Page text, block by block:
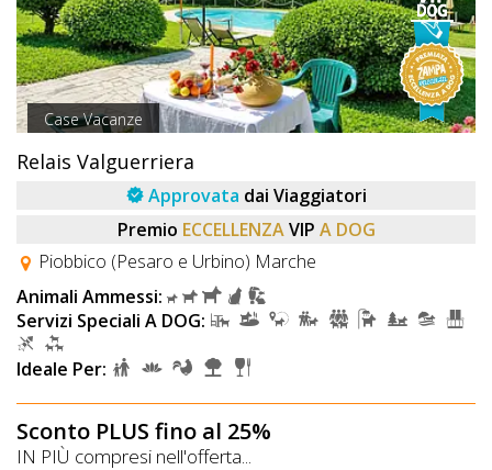
Case Vacanze
Relais Valguerriera
Approvata dai Viaggiatori
Premio ECCELLENZA VIP A DOG
Piobbico (Pesaro e Urbino) Marche
Animali Ammessi:
Servizi Speciali A DOG:
Ideale Per:
Sconto PLUS fino al 25%
IN PIÙ compresi nell'offerta...